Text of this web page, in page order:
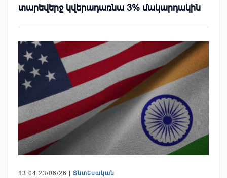
տարեվերջ կվերադառնա 3% մակարդակին
13:04 23/06/26 | Տնտեսական